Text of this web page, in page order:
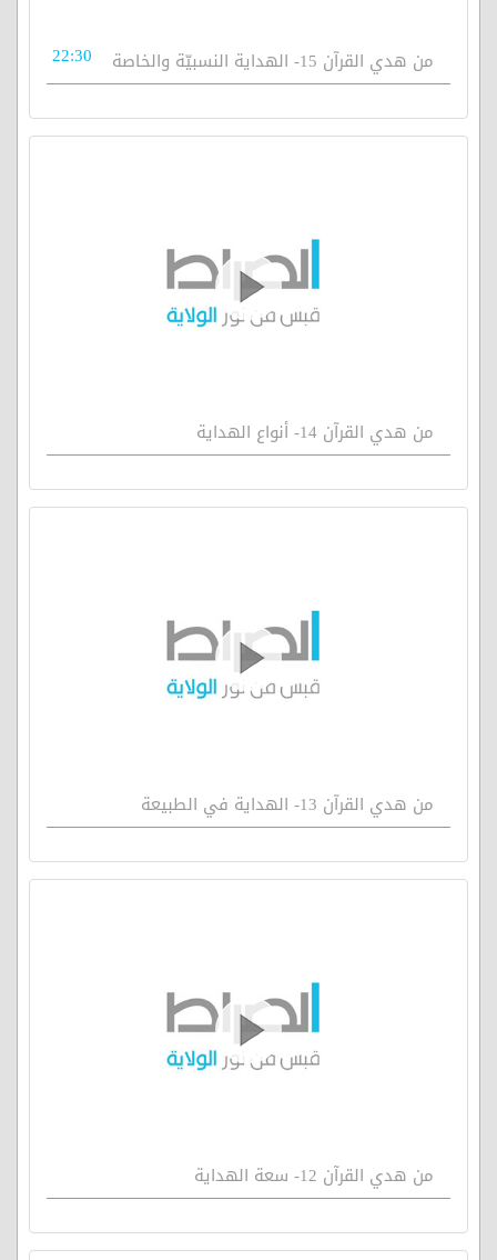
من هدي القرآن 15- الهداية النسبيّة والخاصة 22:30
من هدي القرآن 14- أنواع الهداية
من هدي القرآن 13- الهداية في الطبيعة
من هدي القرآن 12- سعة الهداية